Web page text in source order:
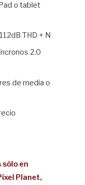
o tablet
THD + N
2.0
de media o
sólo en
Planet,